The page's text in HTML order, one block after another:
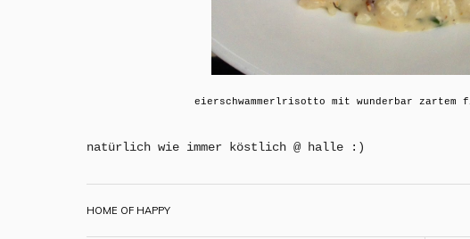
eierschwammerlrisotto mit wunderbar
natürlich wie immer köstlich @ halle :)
HOME OF HAPPY